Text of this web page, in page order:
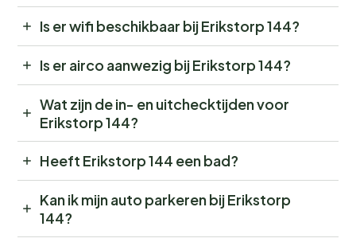
Is er wifi beschikbaar bij Erikstorp 144?
Is er airco aanwezig bij Erikstorp 144?
Wat zijn de in- en uitchecktijden voor
Erikstorp 144?
Heeft Erikstorp 144 een bad?
Kan ik mijn auto parkeren bij Erikstorp
144?